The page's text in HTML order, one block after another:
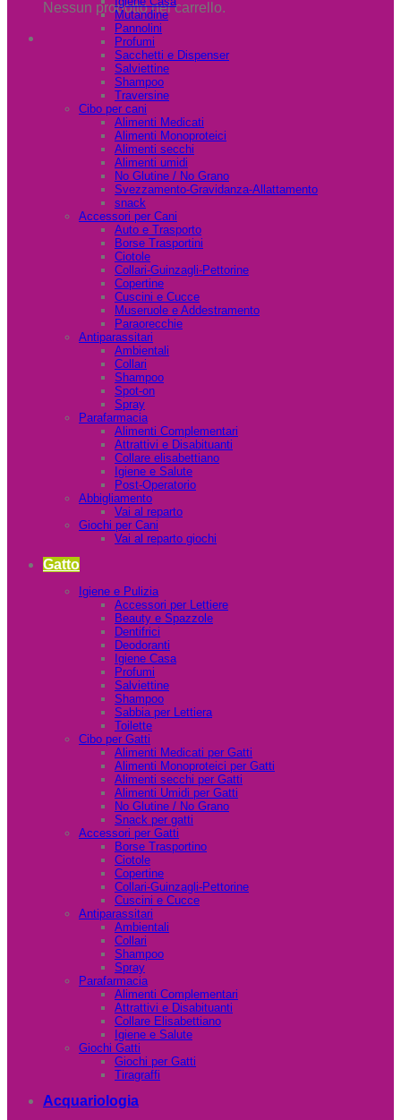
Nessun prodotto nel carrello.
Mutandine
Pannolini
Profumi
Sacchetti e Dispenser
Salviettine
Shampoo
Traversine
Cibo per cani
Alimenti Medicati
Alimenti Monoproteici
Alimenti secchi
Alimenti umidi
No Glutine / No Grano
Svezzamento-Gravidanza-Allattamento
snack
Accessori per Cani
Auto e Trasporto
Borse Trasportini
Ciotole
Collari-Guinzagli-Pettorine
Copertine
Cuscini e Cucce
Museruole e Addestramento
Paraorecchie
Antiparassitari
Ambientali
Collari
Shampoo
Spot-on
Spray
Parafarmacia
Alimenti Complementari
Attrattivi e Disabituanti
Collare elisabettiano
Igiene e Salute
Post-Operatorio
Abbigliamento
Vai al reparto
Giochi per Cani
Vai al reparto giochi
Gatto
Igiene e Pulizia
Accessori per Lettiere
Beauty e Spazzole
Dentifrici
Deodoranti
Igiene Casa
Profumi
Salviettine
Shampoo
Sabbia per Lettiera
Toilette
Cibo per Gatti
Alimenti Medicati per Gatti
Alimenti Monoproteici per Gatti
Alimenti secchi per Gatti
Alimenti Umidi per Gatti
No Glutine / No Grano
Snack per gatti
Accessori per Gatti
Borse Trasportino
Ciotole
Copertine
Collari-Guinzagli-Pettorine
Cuscini e Cucce
Antiparassitari
Ambientali
Collari
Shampoo
Spray
Parafarmacia
Alimenti Complementari
Attrattivi e Disabituanti
Collare Elisabettiano
Igiene e Salute
Giochi Gatti
Giochi per Gatti
Tiragraffi
Acquariologia